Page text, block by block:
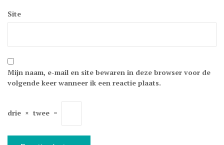
Site
Mijn naam, e-mail en site bewaren in deze browser voor de
volgende keer wanneer ik een reactie plaats.
drie × twee =